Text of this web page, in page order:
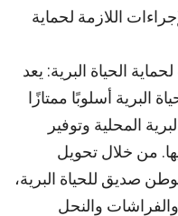
اللازمة لحماية
الحياة البرية: يعد
البرية أسلوبًا ممتازًا
المحلية وتوفير
من خلال تحويل
صديق للحياة البرية،
والفراشات والنحل